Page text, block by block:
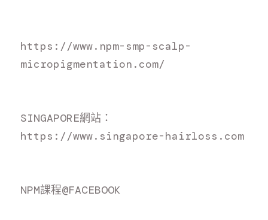
https://www.npm-smp-scalp-
micropigmentation.com/
SINGAPORE網站：
https://www.singapore-hairloss.com
NPM課程@FACEBOOK